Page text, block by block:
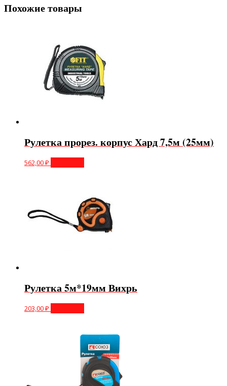
Похожие товары
Рулетка прорез. корпус Хард 7,5м (25мм)
562,00₽
Рулетка 5м*19мм Вихрь
203,00₽